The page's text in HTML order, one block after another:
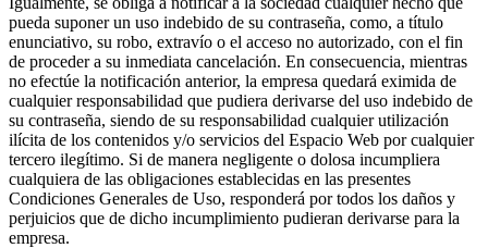
pueda suponer un uso indebido de su contraseña, como, a título
enunciativo, su robo, extravío o el acceso no autorizado, con el fin
de proceder a su inmediata cancelación. En consecuencia, mientras
no efectúe la notificación anterior, la empresa quedará eximida de
cualquier responsabilidad que pudiera derivarse del uso indebido de
su contraseña, siendo de su responsabilidad cualquier utilización
ilícita de los contenidos y/o servicios del Espacio Web por cualquier
tercero ilegítimo. Si de manera negligente o dolosa incumpliera
cualquiera de las obligaciones establecidas en las presentes
Condiciones Generales de Uso, responderá por todos los daños y
perjuicios que de dicho incumplimiento pudieran derivarse para la
empresa.